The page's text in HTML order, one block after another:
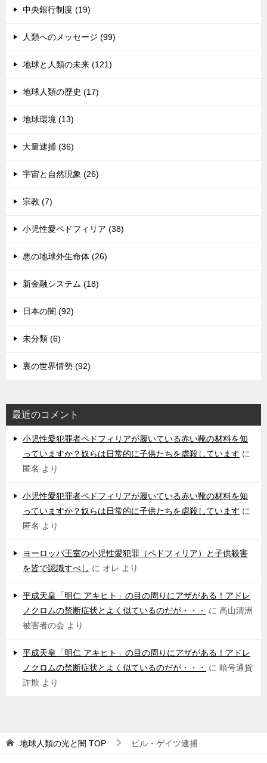
中央銀行制度 (19)
人類へのメッセージ (99)
地球と人類の未来 (121)
地球人類の歴史 (17)
地球環境 (13)
大量逮捕 (36)
宇宙と自然現象 (26)
宗教 (7)
小児性愛ペドフィリア (38)
悪の地球外生命体 (26)
新金融システム (18)
日本の闇 (92)
未分類 (6)
裏の世界情勢 (92)
最近のコメント
小児性愛犯罪者ペドフィリアが履いている赤い靴の材料を知
っていますか？奴らは日常的に子供たちを虐殺しています に
匿名 より
小児性愛犯罪者ペドフィリアが履いている赤い靴の材料を知
っていますか？奴らは日常的に子供たちを虐殺しています に
匿名 より
ヨーロッパ王室の小児性愛犯罪（ペドフィリア）と子供殺害
を皆で認識すべし に オレ より
平成天皇「明仁 アキヒト」の目の周りにアザがある！アドレ
ノクロムの禁断症状とよく似ているのだが・・・
に 高山清洲
被害者の会 より
平成天皇「明仁 アキヒト」の目の周りにアザがある！アドレ
ノクロムの禁断症状とよく似ているのだが・・・
に 暗号通貨
詐欺 より
地球人類の光と闇 TOP ビル・ゲイツ逮捕